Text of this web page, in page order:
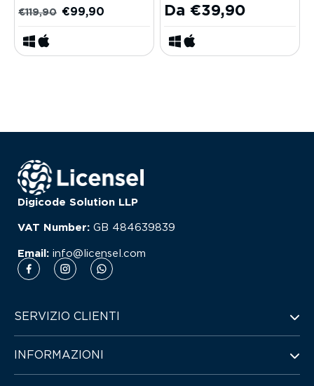
€119,90 €99,90 Da €39,90
Digicode Solution LLP
VAT Number: GB 484639839
Email: info@licensel.com
SERVIZIO CLIENTI
INFORMAZIONI